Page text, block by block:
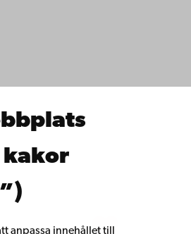
kakor
anpassa innehållet till
oss
alumnnätverk